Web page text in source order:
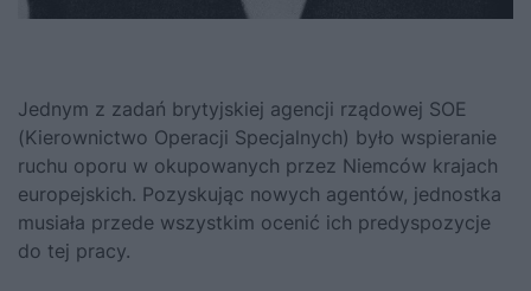
Jednym z zadań brytyjskiej agencji rządowej SOE
(Kierownictwo Operacji Specjalnych) było wspieranie
ruchu oporu w okupowanych przez Niemców krajach
europejskich. Pozyskując nowych agentów, jednostka
musiała przede wszystkim ocenić ich predyspozycje
do tej pracy.